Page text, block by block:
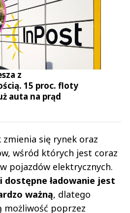
z
15 proc. floty
auta na prąd
się rynek oraz
wśród których jest coraz
pojazdów elektrycznych.
dostępne ładowanie jest
ważną, dlatego
możliwość poprzez